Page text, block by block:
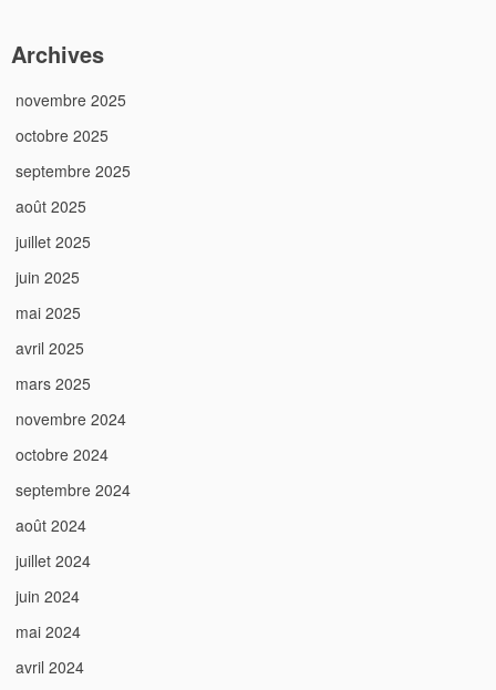
Archives
novembre 2025
octobre 2025
septembre 2025
août 2025
juillet 2025
juin 2025
mai 2025
avril 2025
mars 2025
novembre 2024
octobre 2024
septembre 2024
août 2024
juillet 2024
juin 2024
mai 2024
avril 2024